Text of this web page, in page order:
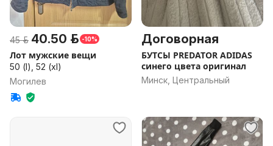
45 р. 40.50 р. -10%
Лот мужские вещи
50 (l), 52 (xl)
Могилев
Договорная
БУТСЫ PREDATOR ADIDAS
синего цвета оригинал
Минск, Центральный